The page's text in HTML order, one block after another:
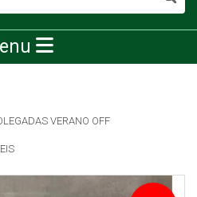
VERANO OFF